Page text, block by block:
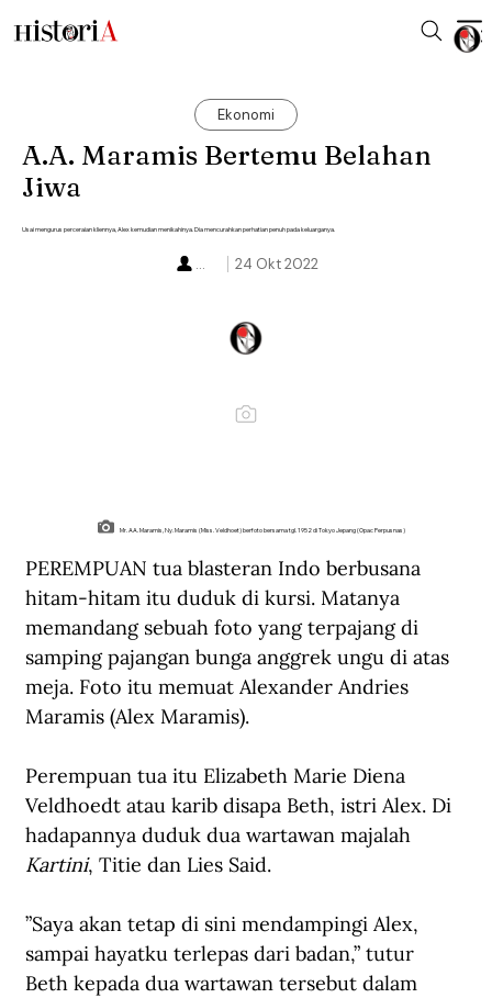
Ekonomi
A.A. Maramis Bertemu Belahan
Jiwa
Usai mengurus perceraian kliennya, Alex kemudian menikahinya. Dia mencurahkan perhatian penuh pada keluarganya.
24 Okt 2022
...
Mr. AA. Maramis, Ny. Maramis (Miss. Veldhoet) berfoto bersama tgl. 1952 di Tokyo Jepang (Opac Perpusnas)
PEREMPUAN tua blasteran Indo berbusana
hitam-hitam itu duduk di kursi. Matanya
memandang sebuah foto yang terpajang di
samping pajangan bunga anggrek ungu di atas
meja. Foto itu memuat Alexander Andries
Maramis (Alex Maramis).
Perempuan tua itu Elizabeth Marie Diena
Veldhoedt atau karib disapa Beth, istri Alex. Di
hadapannya duduk dua wartawan majalah
Kartini, Titie dan Lies Said.
”Saya akan tetap di sini mendampingi Alex,
sampai hayatku terlepas dari badan,” tutur
Beth kepada dua wartawan tersebut dalam